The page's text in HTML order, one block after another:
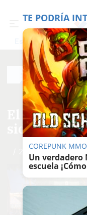
Es noticia Precio
El Puerto
sido el
TE PODRÍA
COREPUNK
Un verdadero
escuela